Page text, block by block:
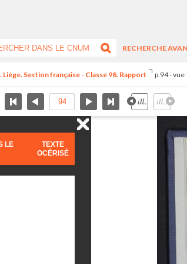
RECHERCHE
Section française - Classe 98. Rapport p.94 -
LE
TEXTE
OCÉRISÉ